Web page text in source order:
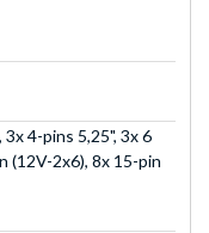
4-pins 5,25", 3x 6
(12V-2x6), 8x 15-pin